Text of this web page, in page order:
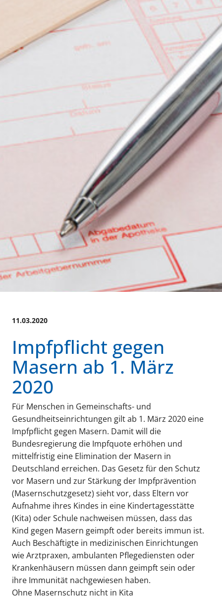
11.03.2020
Impfpflicht gegen
Masern ab 1. März
2020
Für Menschen in Gemeinschafts- und
Gesundheitseinrichtungen gilt ab 1. März 2020 eine
Impfpflicht gegen Masern. Damit will die
Bundesregierung die Impfquote erhöhen und
mittelfristig eine Elimination der Masern in
Deutschland erreichen. Das Gesetz für den Schutz
vor Masern und zur Stärkung der Impfprävention
(Masernschutzgesetz) sieht vor, dass Eltern vor
Aufnahme ihres Kindes in eine Kindertagesstätte
(Kita) oder Schule nachweisen müssen, dass das
Kind gegen Masern geimpft oder bereits immun ist.
Auch Beschäftigte in medizinischen Einrichtungen
wie Arztpraxen, ambulanten Pflegediensten oder
Krankenhäusern müssen dann geimpft sein oder
ihre Immunität nachgewiesen haben.
Ohne Masernschutz nicht in Kita